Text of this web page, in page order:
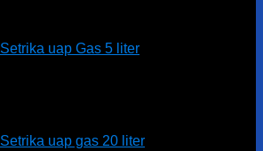
Setrika uap Gas 5 liter
Setrika uap gas 20 liter